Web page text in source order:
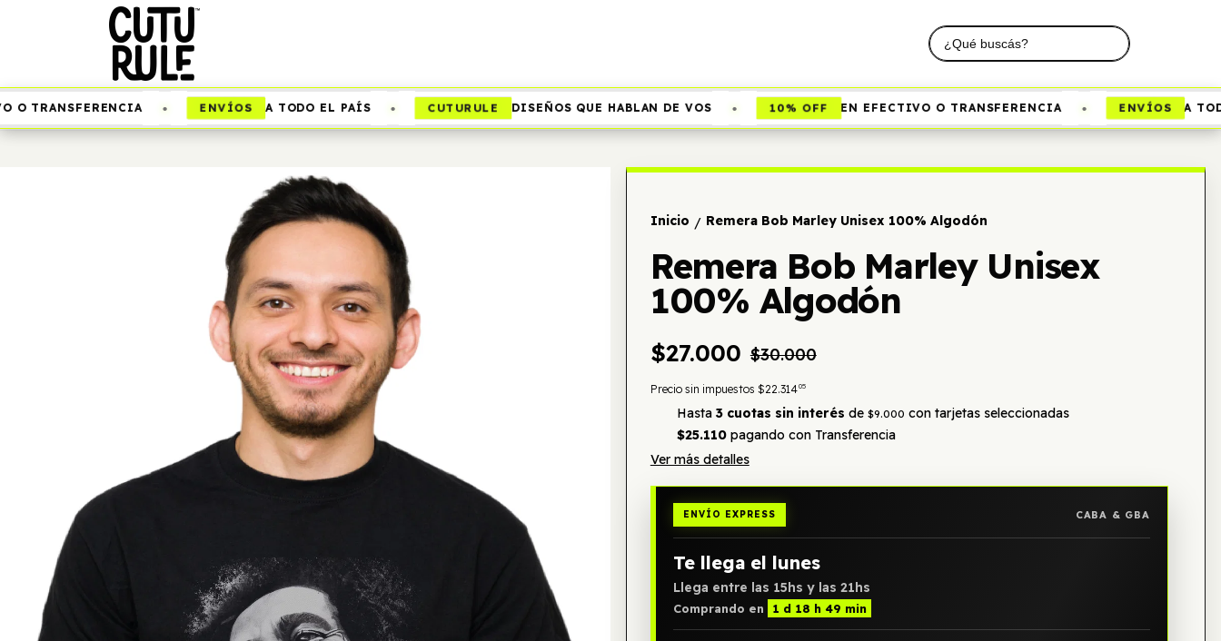
TRANSFERENCIA • ENVÍOS A TODO EL PAÍS • CUTURULE DISEÑOS QUE HABLAN DE VOS • 10% OFF EN EFECTIVO O TRANSFERENCIA • ENVÍOS A TODO
Inicio / Remera Bob Marley Unisex 100% Algodón
Remera Bob Marley Unisex
100% Algodón
$27.000 $30.000
Precio sin impuestos $22.31405
Hasta 3 cuotas sin interés de $9.000 con tarjetas seleccionadas
$25.110pagando con Transferencia
Ver más detalles
ENVÍO EXPRESS CABA & GBA
Te llega el lunes
Llega entre las 15hs y las 21hs
Comprando en 1 d 18 h 49 min